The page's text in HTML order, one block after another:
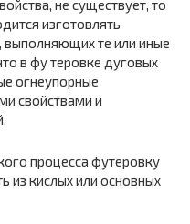
не существует, то
изготовлять
выполняющих те или иные
в фу теровке дуговых
огнеупорные
свойствами и
процесса футеровку
из кислых или основных